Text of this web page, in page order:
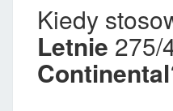
Kiedy
Letnie 275/
Continental